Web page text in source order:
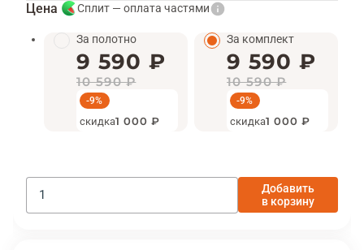
Цена Сплит — оплата частями
За полотно
9 590 ₽
10 590 ₽
-9%
скидка1 000 ₽
За комплект
9 590 ₽
10 590 ₽
-9%
скидка1 000 ₽
Добавить
в корзину